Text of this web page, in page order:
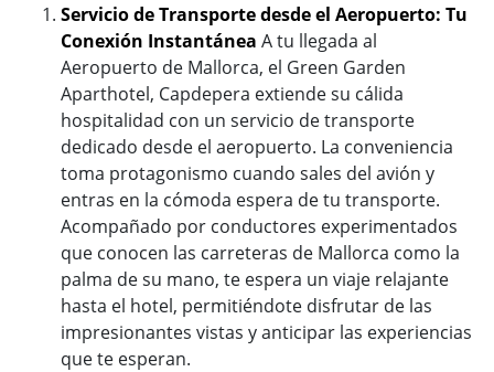
Servicio de Transporte desde el Aeropuerto: Tu
Conexión Instantánea A tu llegada al
Aeropuerto de Mallorca, el Green Garden
Aparthotel, Capdepera extiende su cálida
hospitalidad con un servicio de transporte
dedicado desde el aeropuerto. La conveniencia
toma protagonismo cuando sales del avión y
entras en la cómoda espera de tu transporte.
Acompañado por conductores experimentados
que conocen las carreteras de Mallorca como la
palma de su mano, te espera un viaje relajante
hasta el hotel, permitiéndote disfrutar de las
impresionantes vistas y anticipar las experiencias
que te esperan.